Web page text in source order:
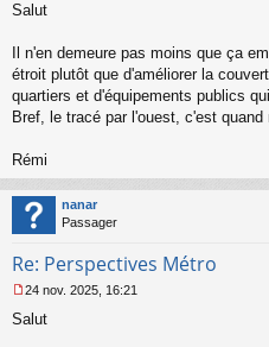
e
s
g
e
n
n
u
Salut
Il n'en demeure pas moins que ça
étroit plutôt que d'améliorer la
quartiers et d'équipements publics
Bref, le tracé par l'ouest, c'est
Rémi
nanar
Passager
Re: Perspectives Métro
e
24 nov. 2025, 16:21
Salut